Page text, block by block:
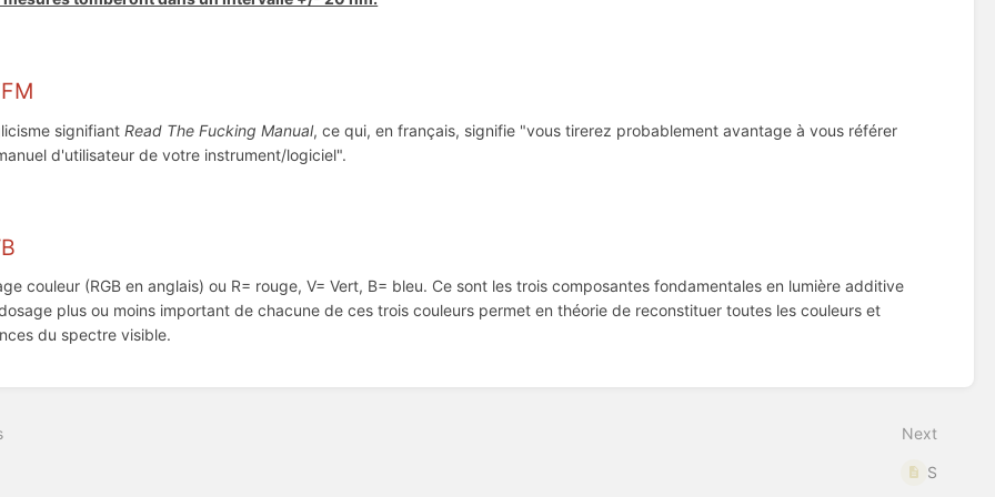
signifiantRead The Fucking Manual, ce qui, en français, signifie "vous tirerez probablement avantage à vous référer
d'utilisateur de votre instrument/logiciel".
couleur (RGB en anglais) ou R= rouge, V= Vert, B= bleu. Ce sont les trois composantes fondamentales en lumière additive
plus ou moins important de chacune de ces trois couleurs permet en théorie de reconstituer toutes les couleurs et
du spectre visible.
Next
S